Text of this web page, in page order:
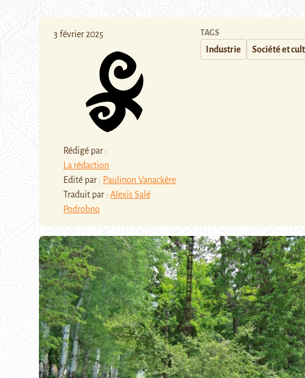
3 février 2025
Rédigé par :
La rédaction
Edité par : Paulinon Vanackère
Traduit par : Alexis Salé
Podrobno
TAGS
Industrie Société et